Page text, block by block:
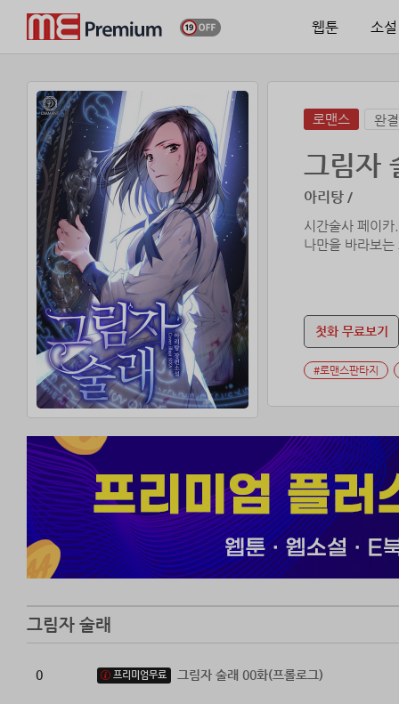
웹툰 소설
로맨스 완결
그림자
아리탕 /
시간술사 페이
나만을 바라보
첫화 무료보기
#로맨스판타지
그림자 술래
0 프리미엄무료 그림자 술래 00화(프롤로그)